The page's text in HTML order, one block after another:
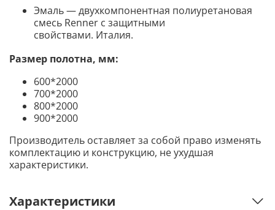
Эмаль — двухкомпонентная полиуретановая
смесь Renner с защитными
свойствами. Италия.
Размер полотна, мм:
600*2000
700*2000
800*2000
900*2000
Производитель оставляет за собой право изменять
комплектацию и конструкцию, не ухудшая
характеристики.
Характеристики